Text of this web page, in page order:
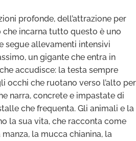
profonde, dell’attrazione per
che incarna tutto questo è uno
segue allevamenti intensivi
un gigante che entra in
accudisce: la testa sempre
occhi che ruotano verso l’alto per
narra, concrete e impastate di
che frequenta. Gli animali e la
la sua vita, che racconta come
la mucca chianina, la